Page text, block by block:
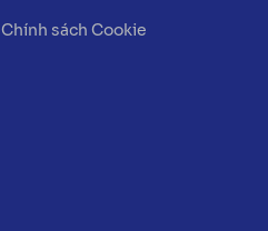
Chính sách Cookie